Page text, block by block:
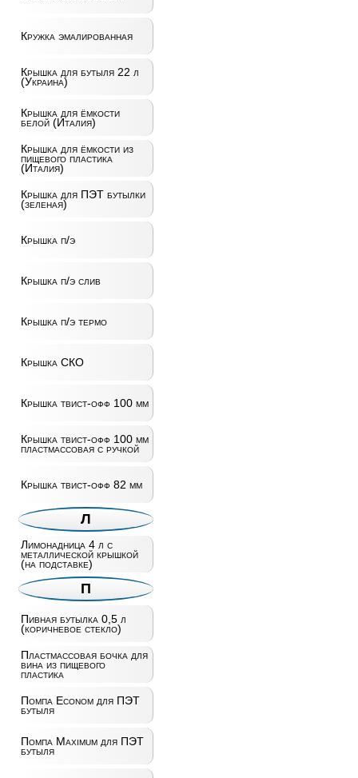
Кружка эмалированная
Крышка для бутыля 22 л
(Украина)
Крышка для ёмкости
белой (Италия)
Крышка для ёмкости из
пищевого пластика
(Италия)
Крышка для ПЭТ бутылки
(зеленая)
Крышка п/э
Крышка п/э слив
Крышка п/э термо
Крышка СКО
Крышка твист-офф 100 мм
Крышка твист-офф 100 мм
пластмассовая с ручкой
Крышка твист-офф 82 мм
Л
Лимонадница 4 л с
металлической крышкой
(на подставке)
П
Пивная бутылка 0,5 л
(коричневое стекло)
Пластмассовая бочка для
вина из пищевого
пластика
Помпа Econom для ПЭТ
бутыля
Помпа Maximum для ПЭТ
бутыля